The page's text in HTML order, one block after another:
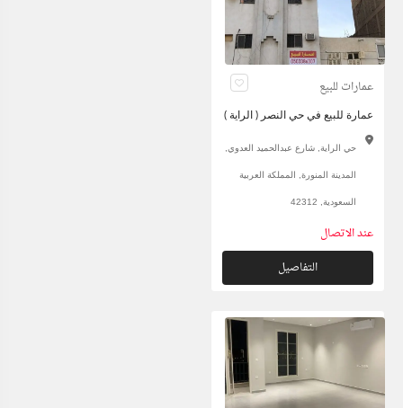
عمارات للبيع
عمارة للبيع في حي النصر ( الراية )
حي الراية, شارع عبدالحميد العدوي,
المدينة المنورة, المملكة العربية
السعودية, 42312
عند الاتصال
التفاصيل